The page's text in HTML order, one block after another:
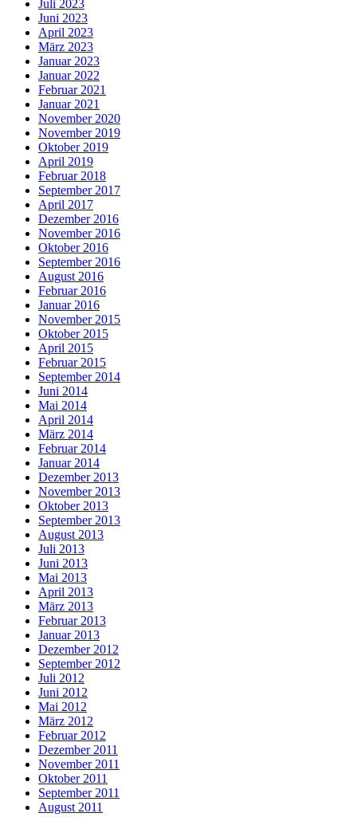
Juli 2023
Juni 2023
April 2023
März 2023
Januar 2023
Januar 2022
Februar 2021
Januar 2021
November 2020
November 2019
Oktober 2019
April 2019
Februar 2018
September 2017
April 2017
Dezember 2016
November 2016
Oktober 2016
September 2016
August 2016
Februar 2016
Januar 2016
November 2015
Oktober 2015
April 2015
Februar 2015
September 2014
Juni 2014
Mai 2014
April 2014
März 2014
Februar 2014
Januar 2014
Dezember 2013
November 2013
Oktober 2013
September 2013
August 2013
Juli 2013
Juni 2013
Mai 2013
April 2013
März 2013
Februar 2013
Januar 2013
Dezember 2012
September 2012
Juli 2012
Juni 2012
Mai 2012
März 2012
Februar 2012
Dezember 2011
November 2011
Oktober 2011
September 2011
August 2011